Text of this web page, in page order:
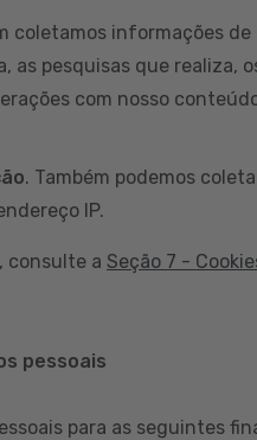
coletamos informações
as pesquisas que realiza,
com nosso
. Também podemos
IP.
consulte a Seção 7 -
pessoais
para as seguintes